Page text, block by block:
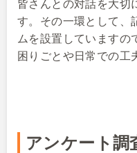
皆さんとの対話を大切
す。その一環として、
ムを設置していますの
困りごとや日常での工
アンケート調